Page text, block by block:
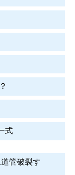
式
管破裂す